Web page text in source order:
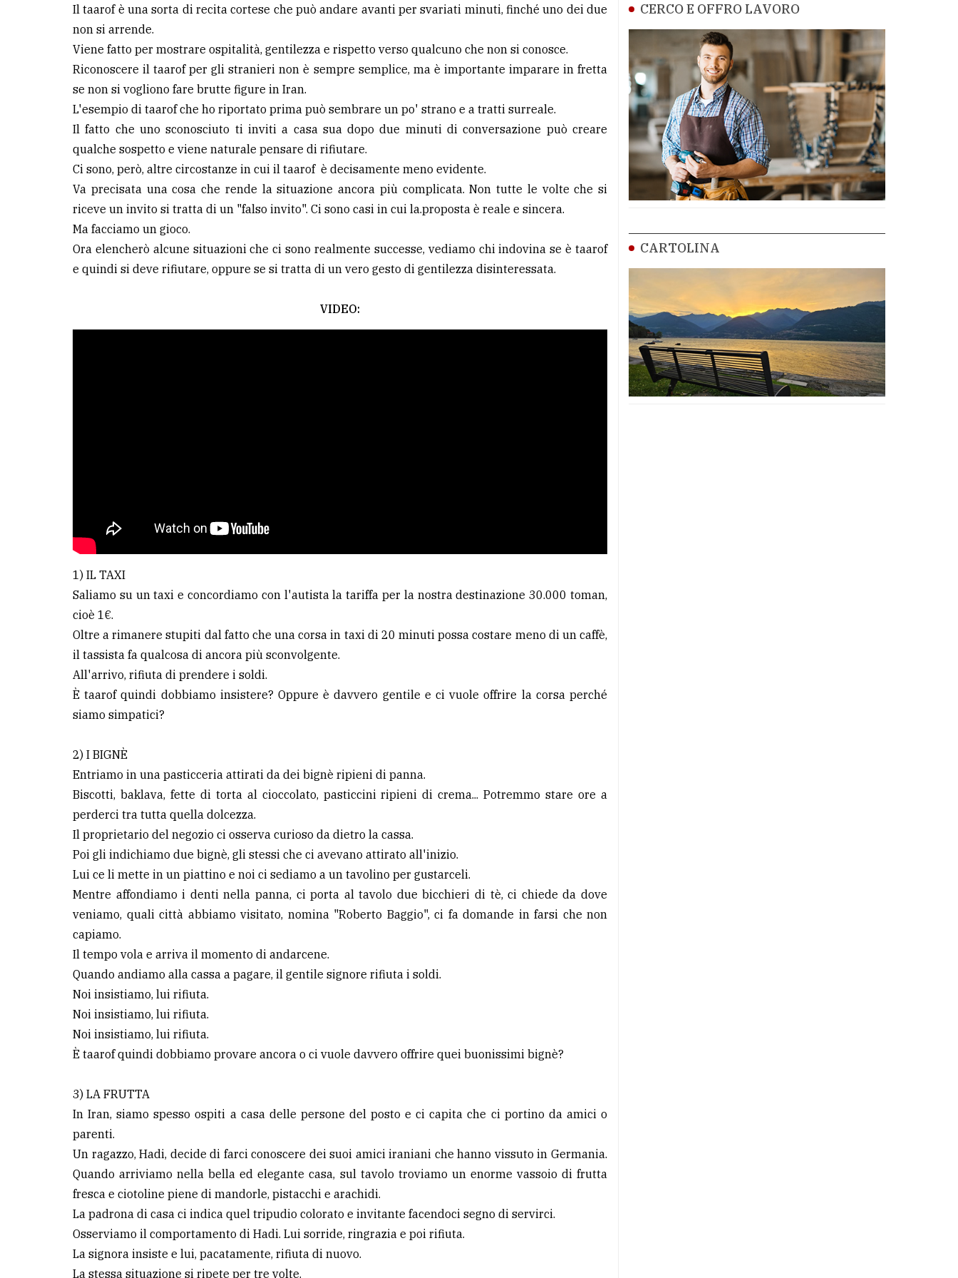
Il taarof è una sorta di recita cortese che può andare avanti per svariati minuti, finché uno dei due
non si arrende.
Viene fatto per mostrare ospitalità, gentilezza e rispetto verso qualcuno che non si conosce.
Riconoscere il taarof per gli stranieri non è sempre semplice, ma è importante imparare in fretta
se non si vogliono fare brutte figure in Iran.
L'esempio di taarof che ho riportato prima può sembrare un po' strano e a tratti surreale.
Il fatto che uno sconosciuto ti inviti a casa sua dopo due minuti di conversazione può creare
qualche sospetto e viene naturale pensare di rifiutare.
Ci sono, però, altre circostanze in cui il taarof è decisamente meno evidente.
Va precisata una cosa che rende la situazione ancora più complicata. Non tutte le volte che si
riceve un invito si tratta di un "falso invito". Ci sono casi in cui la.proposta è reale e sincera.
Ma facciamo un gioco.
Ora elencherò alcune situazioni che ci sono realmente successe, vediamo chi indovina se è taarof
e quindi si deve rifiutare, oppure se si tratta di un vero gesto di gentilezza disinteressata.
VIDEO:
1) IL TAXI
Saliamo su un taxi e concordiamo con l'autista la tariffa per la nostra destinazione 30.000 toman,
cioè 1€.
Oltre a rimanere stupiti dal fatto che una corsa in taxi di 20 minuti possa costare meno di un caffè,
il tassista fa qualcosa di ancora più sconvolgente.
All'arrivo, rifiuta di prendere i soldi.
È taarof quindi dobbiamo insistere? Oppure è davvero gentile e ci vuole offrire la corsa perché
siamo simpatici?
2) I BIGNÈ
Entriamo in una pasticceria attirati da dei bignè ripieni di panna.
Biscotti, baklava, fette di torta al cioccolato, pasticcini ripieni di crema... Potremmo stare ore a
perderci tra tutta quella dolcezza.
Il proprietario del negozio ci osserva curioso da dietro la cassa.
Poi gli indichiamo due bignè, gli stessi che ci avevano attirato all'inizio.
Lui ce li mette in un piattino e noi ci sediamo a un tavolino per gustarceli.
Mentre affondiamo i denti nella panna, ci porta al tavolo due bicchieri di tè, ci chiede da dove
veniamo, quali città abbiamo visitato, nomina "Roberto Baggio", ci fa domande in farsi che non
capiamo.
Il tempo vola e arriva il momento di andarcene.
Quando andiamo alla cassa a pagare, il gentile signore rifiuta i soldi.
Noi insistiamo, lui rifiuta.
Noi insistiamo, lui rifiuta.
Noi insistiamo, lui rifiuta.
È taarof quindi dobbiamo provare ancora o ci vuole davvero offrire quei buonissimi bignè?
3) LA FRUTTA
In Iran, siamo spesso ospiti a casa delle persone del posto e ci capita che ci portino da amici o
parenti.
Un ragazzo, Hadi, decide di farci conoscere dei suoi amici iraniani che hanno vissuto in Germania.
Quando arriviamo nella bella ed elegante casa, sul tavolo troviamo un enorme vassoio di frutta
fresca e ciotoline piene di mandorle, pistacchi e arachidi.
La padrona di casa ci indica quel tripudio colorato e invitante facendoci segno di servirci.
Osserviamo il comportamento di Hadi. Lui sorride, ringrazia e poi rifiuta.
La signora insiste e lui, pacatamente, rifiuta di nuovo.
La stessa situazione si ripete per tre volte.
CERCO E OFFRO LAVORO
CARTOLINA